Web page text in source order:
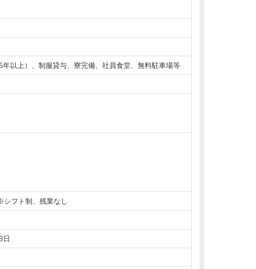
以上）、制服貸与、寮完備、社員食堂、無料駐車場等
フト制、残業なし
日